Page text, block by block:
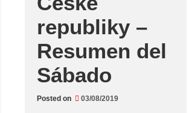
republiky –
Resumen del
Sábado
Posted on 03/08/2019